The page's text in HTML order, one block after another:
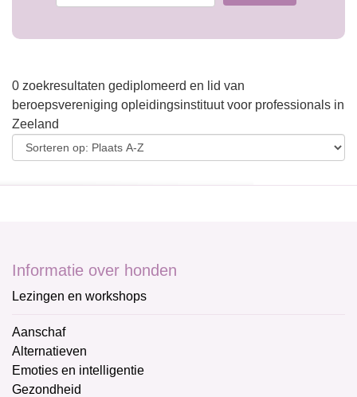
0 zoekresultaten gediplomeerd en lid van
beroepsvereniging opleidingsinstituut voor professionals in
Zeeland
Informatie over honden
Lezingen en workshops
Aanschaf
Alternatieven
Emoties en intelligentie
Gezondheid